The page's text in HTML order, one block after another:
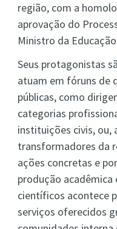
região, com a
aprovação do
Ministro da
Seus protagonistas
atuam em fóruns de
públicas, como
categorias
instituições civis, ou,
transformadores da
ações concretas e
produção
científicos acontece
serviços oferecidos